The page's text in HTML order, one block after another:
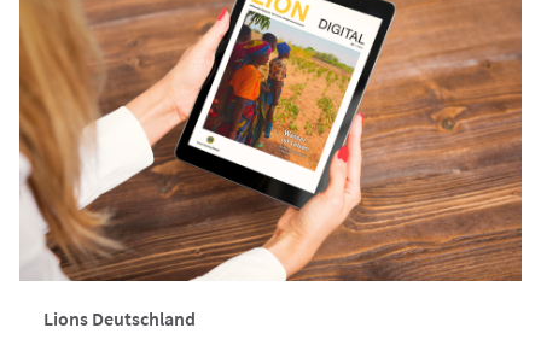
Lions Deutschland